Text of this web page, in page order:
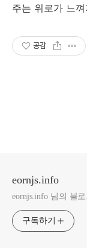
주는 위로가 느
공감
eornjs.info
eornjs.info 님의 블
구독하기